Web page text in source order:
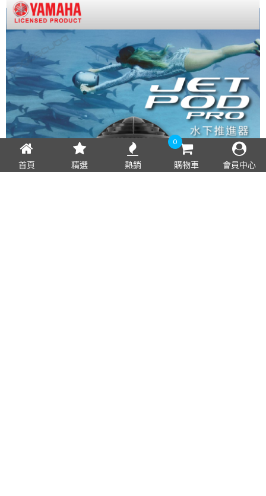
首頁 精選 熱銷
0
購物車 會員中心